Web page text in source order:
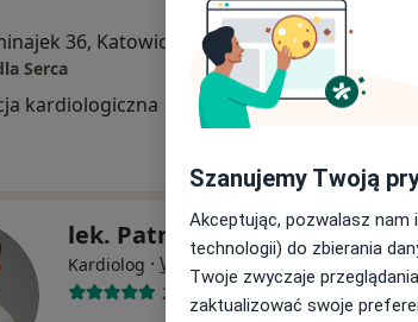
36, Katowice Mapa
Serca
kardiologiczna 250 zł
lek. Patryk Szklarz
Kardiolog · Więcej
25 opinii
Szanujemy Twoją
Akceptując, pozwalasz nam
technologii) do zbierania
Twoje zwyczaje
zaktualizować swoje